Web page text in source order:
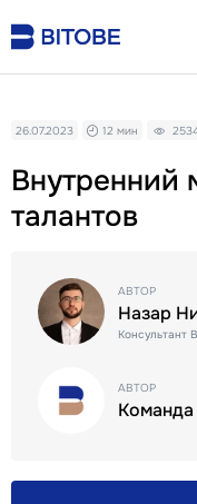
Внутренний
талантов
26.07.2023 12 мин
АВТОР
Назар
Консультант
АВТОР
Команда